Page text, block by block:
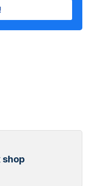
shop